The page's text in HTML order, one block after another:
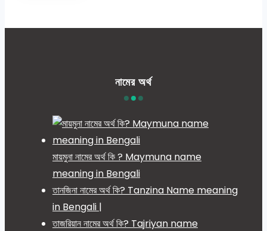
নামের অর্থ
মায়মুনা নামের অর্থ কি ? Maymuna name
meaning in Bengali
তানজিনা নামের অর্থ কি? Tanzina Name meaning
in Bengali |
তাজরিয়ান নামের অর্থ কি? Tajriyan name